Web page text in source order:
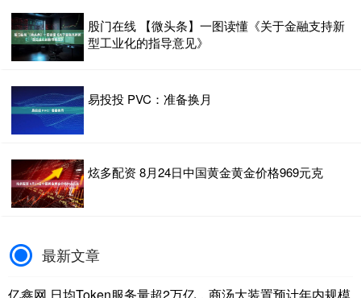
股门在线 【微头条】一图读懂《关于金融支持新
型工业化的指导意见》
易投投 PVC：准备换月
炫多配资 8月24日中国黄金黄金价格969元克
最新文章
亿鑫网 日均Token服务量超2万亿，商汤大装置预计年内规模